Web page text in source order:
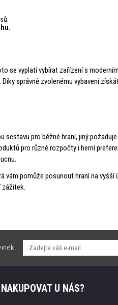
se vyplatí vybírat zařízení s
správně zvolenému vybavení
sestavu pro běžné hraní, jiný
pro různé rozpočty i herní
pomůže posunout hraní na vyšší
U NÁS?